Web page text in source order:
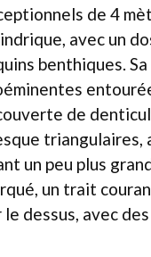
de 4
avec un
benthiques.
de
triangulaires,
un peu plus
un trait
le dessus, avec